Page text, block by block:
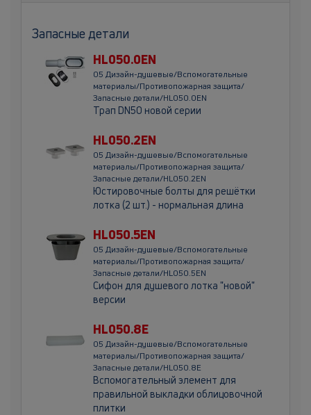
Запасные детали
HL050.0EN
05 Дизайн-душевые/Вспомогательные
материалы/Противопожарная защита/
Запасные детали/HL050.0EN
Трап DN50 новой серии
HL050.2EN
05 Дизайн-душевые/Вспомогательные
материалы/Противопожарная защита/
Запасные детали/HL050.2EN
Юстировочные болты для решётки
лотка (2 шт.) - нормальная длина
HL050.5EN
05 Дизайн-душевые/Вспомогательные
материалы/Противопожарная защита/
Запасные детали/HL050.5EN
Сифон для душевого лотка "новой"
версии
HL050.8E
05 Дизайн-душевые/Вспомогательные
материалы/Противопожарная защита/
Запасные детали/HL050.8E
Вспомогательный элемент для
правильной выкладки облицовочной
плитки